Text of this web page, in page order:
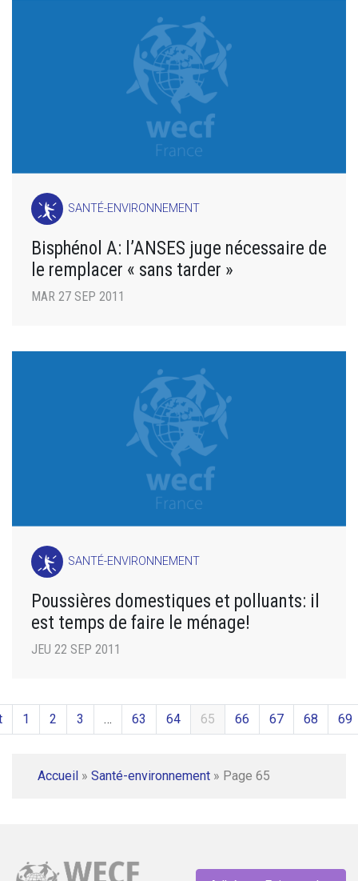
SANTÉ-ENVIRONNEMENT
Bisphénol A: l’ANSES juge nécessaire de
le remplacer « sans tarder »
MAR 27 SEP 2011
SANTÉ-ENVIRONNEMENT
Poussières domestiques et polluants: il
est temps de faire le ménage!
JEU 22 SEP 2011
1 2 3 … 63 64 65 66 67 68 69
Accueil » Santé-environnement » Page 65